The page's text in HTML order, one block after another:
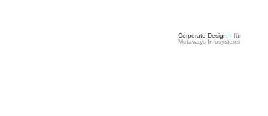
Corporate Design – für
Metaways Infosystems